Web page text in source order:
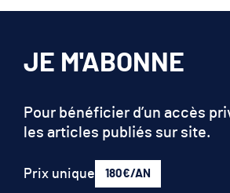
JE M'ABONNE
Pour bénéficier d’un accès
les articles publiés sur site.
Prix unique 180€/AN